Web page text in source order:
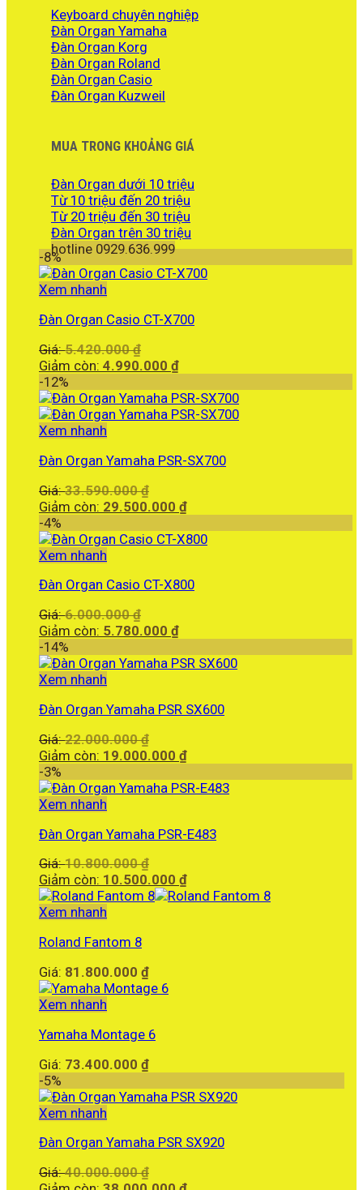
Keyboard chuyên nghiệp
Đàn Organ Yamaha
Đàn Organ Korg
Đàn Organ Roland
Đàn Organ Casio
Đàn Organ Kuzweil
MUA TRONG KHOẢNG GIÁ
Đàn Organ dưới 10 triệu
Từ 10 triệu đến 20 triệu
Từ 20 triệu đến 30 triệu
Đàn Organ trên 30 triệu
hotline 0929.636.999
-8%
Xem nhanh
Đàn Organ Casio CT-X700
Giá:5.420.000₫
gốc
5.420.000 ₫.
Giảm còn: 4.990.000 ₫Giá
tại
là:
-12%
Xem nhanh
Đàn Organ Yamaha PSR-SX700
Giá:33.590.000₫
gốc
33.590.000 ₫.
Giảm còn: 29.500.000 ₫Giá
tại
-4%
Xem nhanh
Đàn Organ Casio CT-X800
Giá:6.000.000₫
gốc
6.000.000 ₫.
Giảm còn: 5.780.000 ₫Giá
tại
-14%
Xem nhanh
Đàn Organ Yamaha PSR SX600
Giá:22.000.000₫
gốc
22.000.000 ₫.
Giảm còn: 19.000.000 ₫Giá
tại
-3%
Xem nhanh
Đàn Organ Yamaha PSR-E483
Giá:10.800.000₫
gốc
là:
Giảm còn: 10.500.000 ₫Giá
hiện
Xem nhanh
Roland Fantom 8
Giá: 81.800.000 ₫
Xem nhanh
Yamaha Montage 6
Giá: 73.400.000 ₫
-5%
Xem nhanh
Đàn Organ Yamaha PSR SX920
Giá:40.000.000₫